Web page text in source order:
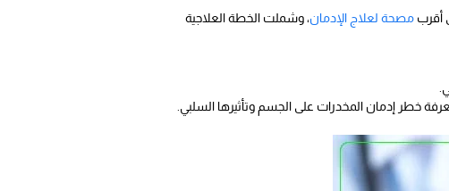
أقرب مصحة لعلاج الإدمان، وشملت الخطة العلاجية
خطر إدمان المخدرات على الجسم وتأثيرها السلبي.